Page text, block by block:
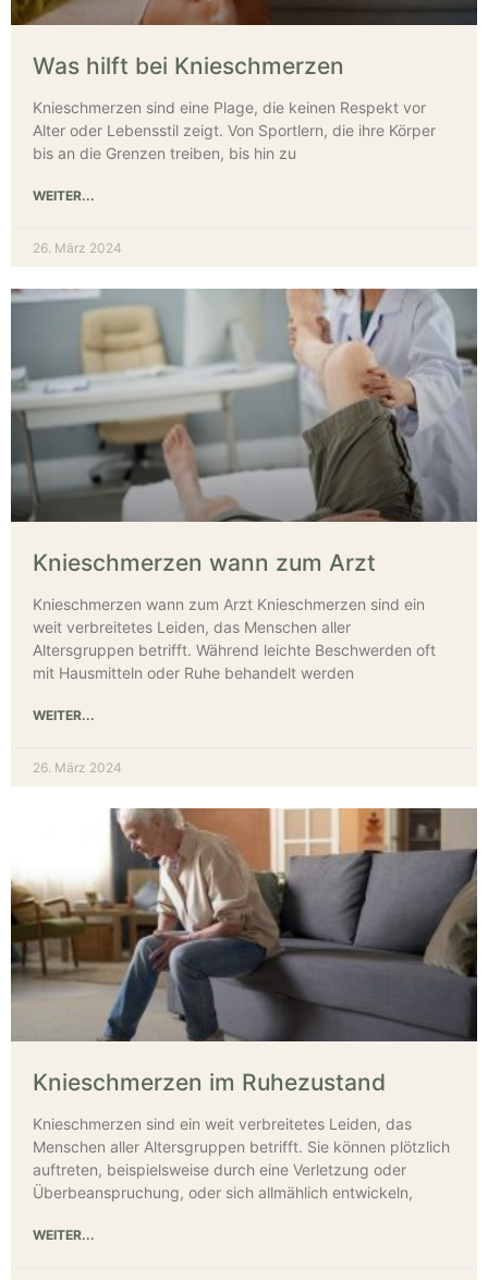
Was hilft bei Knieschmerzen
Knieschmerzen sind eine Plage, die keinen Respekt vor
Alter oder Lebensstil zeigt. Von Sportlern, die ihre Körper
bis an die Grenzen treiben, bis hin zu
WEITER...
26. März 2024
Knieschmerzen wann zum Arzt
Knieschmerzen wann zum Arzt Knieschmerzen sind ein
weit verbreitetes Leiden, das Menschen aller
Altersgruppen betrifft. Während leichte Beschwerden oft
mit Hausmitteln oder Ruhe behandelt werden
WEITER...
26. März 2024
Knieschmerzen im Ruhezustand
Knieschmerzen sind ein weit verbreitetes Leiden, das
Menschen aller Altersgruppen betrifft. Sie können plötzlich
auftreten, beispielsweise durch eine Verletzung oder
Überbeanspruchung, oder sich allmählich entwickeln,
WEITER...